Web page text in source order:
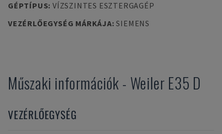
GÉPTÍPUS: VÍZSZINTES ESZTERGAGÉP
VEZÉRLŐEGYSÉG MÁRKÁJA:SIEMENS
Műszaki információk - Weiler E35 D
VEZÉRLŐEGYSÉG